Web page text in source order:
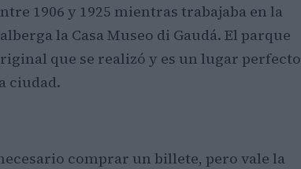
1906 y 1925 mientras trabajaba en la
la Casa Museo di Gaudá. El parque
que se realizó y es un lugar perfecto
ciudad.
comprar un billete, pero vale la